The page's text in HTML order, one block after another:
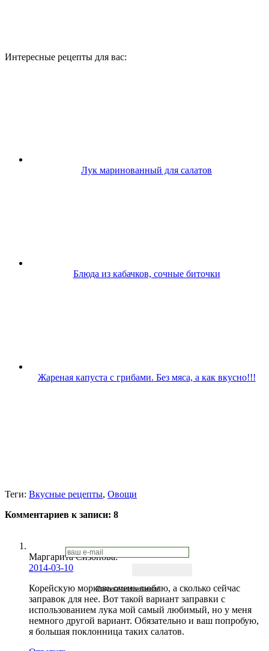
Интересные рецепты для вас:
Лук маринованный для салатов
Блюда из кабачков, сочные биточки
Жареная капуста с грибами. Без мяса, а как вкусно!!!
Подписаться письмом
Теги: Вкусные рецепты, Овощи
Комментариев к записи: 8
Маргарита Сизонова:
2014-03-10
Корейскую морковь очень люблю, а сколько сейчас
заправок для нее. Вот такой вариант заправки с
использованием лука мой самый любимый, но у меня
немного другой вариант. Обязательно и ваш попробую,
я большая поклонница таких салатов.